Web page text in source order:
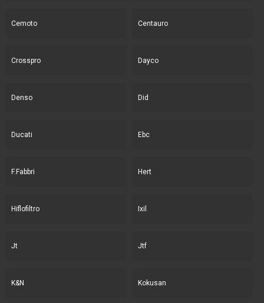
Cemoto Centauro
Crosspro Dayco
Denso Did
Ducati Ebc
F.Fabbri Hert
Hiflofiltro Ixil
Jt Jtf
K&N Kokusan